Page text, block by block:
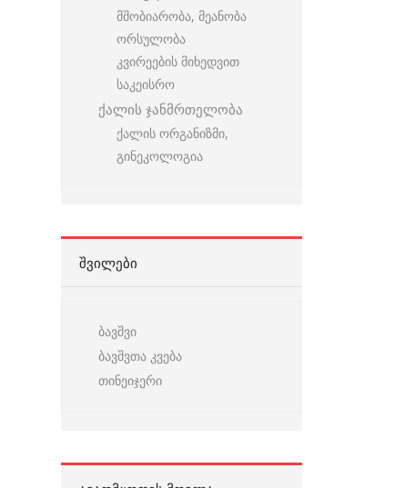
მშობიარობა, მეანობა
ორსულობა
კვირეების მიხედვით
საკეისრო
ქალის ჯანმრთელობა
ქალის ორგანიზმი,
გინეკოლოგია
ᲨᲕᲘᲚᲔᲑᲘ
ბავშვი
ბავშვთა კვება
თინეიჯერი